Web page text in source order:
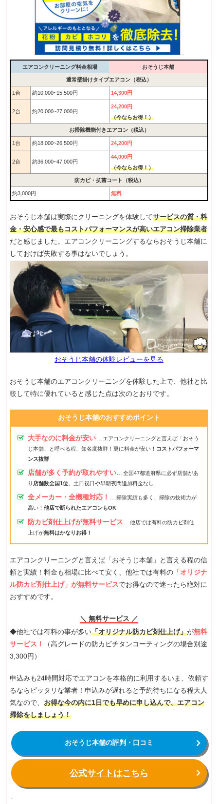
エアコンクリーニング料金相場 おそうじ本舗
通常壁掛けタイプエアコン（税込）
1台 約10,000~15,500円 14,300円
2台 約20,000~27,000円
24,200円
（今ならお得！）
お掃除機能付きエアコン（税込）
1台 約18,000~26,500円 24,200円
2台 約36,000~47,000円
44,000円
（今ならお得！）
防カビ・抗菌コート（税込）
約3,000円 無料
おそうじ本舗は実際にクリーニングを体験してサービスの質・料
金・安心感で最もコストパフォーマンスが高いエアコン掃除業者
だと感じました。エアコンクリーニングするならおそうじ本舗に
しておけば失敗する事はないでしょう。
おそうじ本舗の体験レビューを見る
おそうじ本舗のエアコンクリーニングを体験した上で、他社と比
較して特に優れていると感じた点は次のとおりです。
おそうじ本舗のおすすめポイント
大手なのに料金が安い…
エアコンクリーニングと言えば「おそう
じ本舗」と呼べる程、知名度抜群！更に料金が安い！ コストパフォーマ
ンス抜群
店舗が多く予約が取れやすい…
全国47都道府県に必ず店舗があ
り 店舗数全国1位。土日祝日や早朝夜間追加料金なし
全メーカー・全機種対応！ …掃除実績も多く、掃除の技術力が
高い！ 他店で断られたエアコンもOK
防カビ剤仕上げが無料サービス
他店では有料の防カビ剤仕
上げが無料はかなりお得！
エアコンクリーニングと言えば「おそうじ本舗」と言える程の信
頼と実績！料金も相場に比べて安く、他社では有料の 「オリジナ
ル防カビ剤仕上げ」が無料サービスでお得なので迷ったら絶対に
おすすめです。
＼ 無料サービス ／
◆他社では有料の事が多い「オリジナル防カビ剤仕上げ」が無料
サービス！
（高グレードの防カビチタンコーティングの場合別途
3,300円）
申込みも24時間対応でエアコンを本格的に利用するいま、依頼す
るならピッタリな業者！申込みが遅れると予約待ちになる程大人
気なので、 お得な今の内に1日でも早めに申し込んで、エアコン
掃除をしましょう！
おそうじ本舗の評判・口コミ
公式サイトはこちら